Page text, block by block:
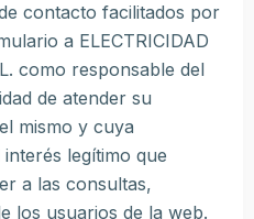
contacto facilitados por
a ELECTRICIDAD
como responsable del
de atender su
mismo y cuya
legítimo que
a las consultas,
los usuarios de la web.